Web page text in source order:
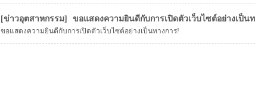
ข่าวอุตสาหกรรม ขอแสดงความยินดีกับการเปิดตัวเว็บไซต์อย่างเป็น
ขอแสดงความยินดีกับการเปิดตัวเว็บไซต์อย่างเป็นทางการ!